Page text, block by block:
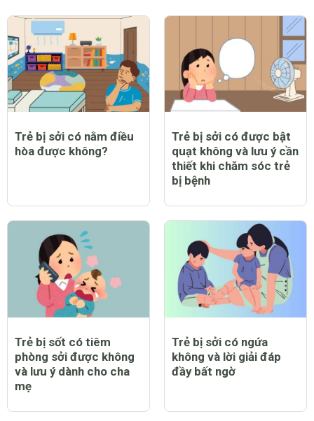
Trẻ bị sởi có nằm điều
hòa được không?
Trẻ bị sởi có được bật
quạt không và lưu ý cần
thiết khi chăm sóc trẻ
bị bệnh
Trẻ bị sốt có tiêm
phòng sởi được không
và lưu ý dành cho cha
mẹ
Trẻ bị sởi có ngứa
không và lời giải đáp
đầy bất ngờ